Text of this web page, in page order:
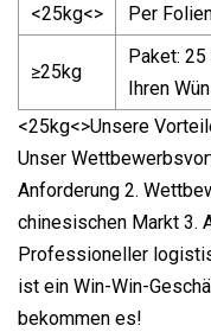
<25kg<>
Per
≥25kg
Paket:
Ihren
<25kg<>Unsere
Unser
Anforderung 2.
chinesischen Markt 3.
Professioneller
ist ein Win-Win-
bekommen es!